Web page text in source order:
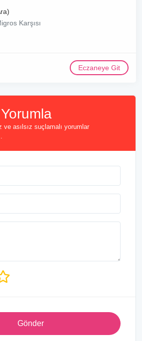
Karşısı
Eczaneye Git
ve asılsız suçlamalı yorumlar
Gönder